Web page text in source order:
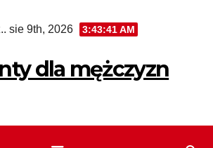
sie 9th, 2026 3:43:42 AM
dla mężczyzn